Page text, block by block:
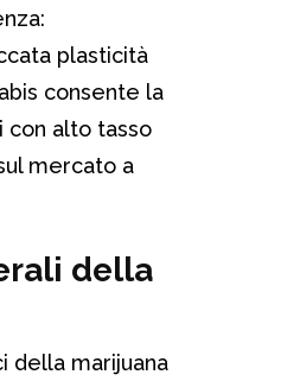
plasticità
consente la
con alto tasso
mercato a
della
della marijuana